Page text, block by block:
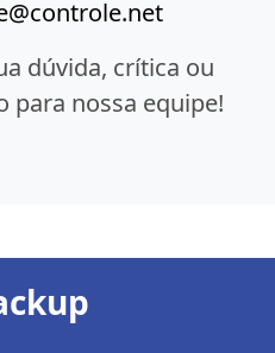
dúvida, crítica ou
para nossa equipe!